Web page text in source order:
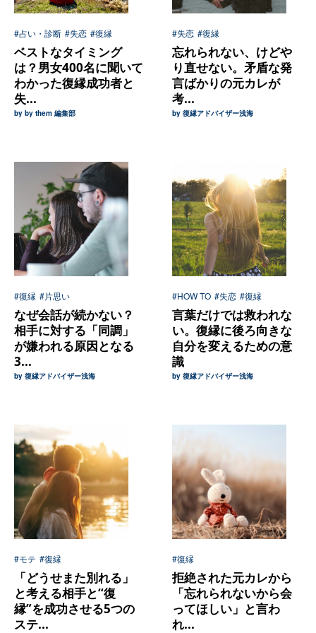
#占い・診断 #失恋 #復縁
ベストなタイミング
は？男女400名に聞いて
わかった復縁成功者と
失...
by by them 編集部
#失恋 #復縁
忘れられない、けどや
り直せない。矛盾な発
言ばかりの元カレが
考...
by 復縁アドバイザー浅海
#復縁 #片思い
なぜ会話が続かない？
相手に対する「同調」
が嫌われる原因となる
3...
by 復縁アドバイザー浅海
#HOW TO #失恋 #復縁
言葉だけでは救われな
い。復縁に後ろ向きな
自分を変えるための意
識
by 復縁アドバイザー浅海
#モテ #復縁
「どうせまた別れる」
と考える相手と“復
縁”を成功させる5つの
ステ...
#復縁
拒絶された元カレから
「忘れられないから会
ってほしい」と言わ
れ...